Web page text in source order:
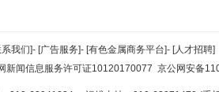
我们]- [广告服务]- [有色金属商务平台]- [人才招聘]
新闻信息服务许可证10120170077 京公网安备